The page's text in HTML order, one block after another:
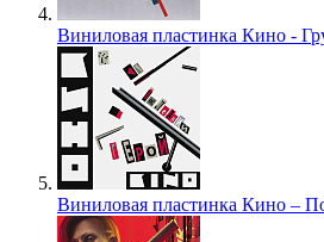
Виниловая пластинка Кино -
Виниловая пластинка Кино –